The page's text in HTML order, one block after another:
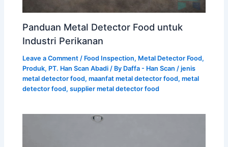
Panduan Metal Detector Food untuk
Industri Perikanan
Leave a Comment / Food Inspection, Metal Detector Food,
Produk, PT. Han Scan Abadi / By Daffa - Han Scan /jenis
metal detector food,maanfat metal detector food,metal
detector food,supplier metal detector food